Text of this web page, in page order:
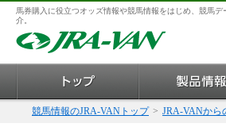
馬券購入に役立つオッズ情報や競馬情報をはじめ、競馬
介。
競馬情報のJRA-VANトップ > JRA-VANから